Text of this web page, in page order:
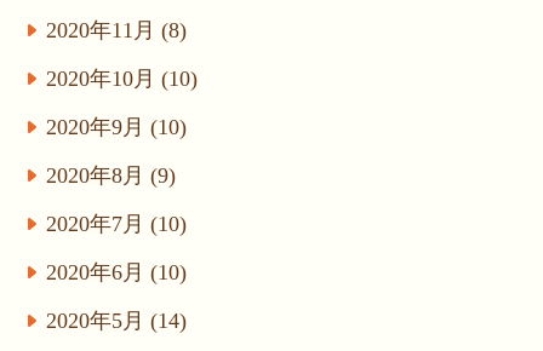
2020年11月 (8)
2020年10月 (10)
2020年9月 (10)
2020年8月 (9)
2020年7月 (10)
2020年6月 (10)
2020年5月 (14)